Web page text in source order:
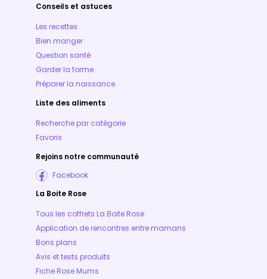
Conseils et astuces
Les recettes
Bien manger
Question santé
Garder la forme
Préparer la naissance
Liste des aliments
Recherche par catégorie
Favoris
Rejoins notre communauté
Facebook
La Boite Rose
Tous les coffrets La Boite Rose
Application de rencontres entre mamans
Bons plans
Avis et tests produits
Fiche Rose Mums